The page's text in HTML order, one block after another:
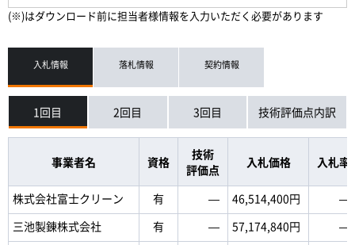
(※)はダウンロード前に担当者様情報を入力いただく必要があります
入札情報 落札情報 契約情報
1回目 2回目 3回目 技術評価点内訳
事業者名 資格
技術
評価点
入札価格 入札率
株式会社富士クリーン 有 ― 46,514,400円
―
三池製錬株式会社
有 ― 57,174,840円
―